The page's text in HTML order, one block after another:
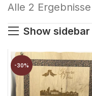
Alle 2
Show sidebar
-30%